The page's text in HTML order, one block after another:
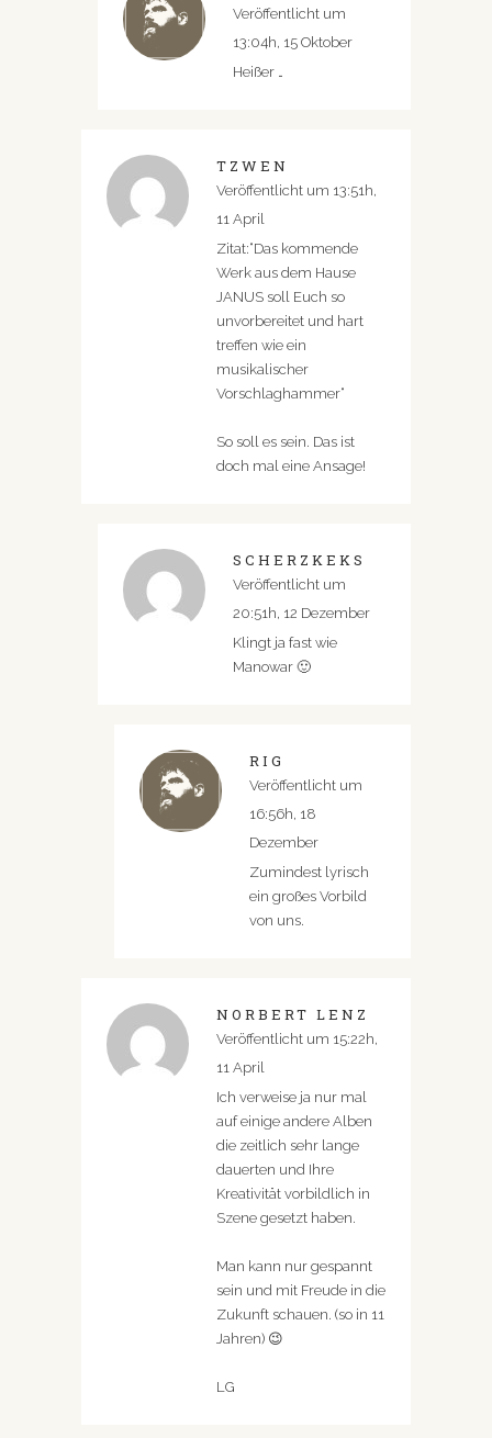
Veröffentlicht um
13:04h, 15 Oktober
Heißer …
TZWEN
Veröffentlicht um 13:51h,
11 April
Zitat:“Das kommende
Werk aus dem Hause
JANUS soll Euch so
unvorbereitet und hart
treffen wie ein
musikalischer
Vorschlaghammer“
So soll es sein. Das ist
doch mal eine Ansage!
SCHERZKEKS
Veröffentlicht um
20:51h, 12 Dezember
Klingt ja fast wie
Manowar 🙂
RIG
Veröffentlicht um
16:56h, 18
Dezember
Zumindest lyrisch
ein großes Vorbild
von uns.
NORBERT LENZ
Veröffentlicht um 15:22h,
11 April
Ich verweise ja nur mal
auf einige andere Alben
die zeitlich sehr lange
dauerten und Ihre
Kreativität vorbildlich in
Szene gesetzt haben.
Man kann nur gespannt
sein und mit Freude in die
Zukunft schauen. (so in 11
Jahren) 😉
LG